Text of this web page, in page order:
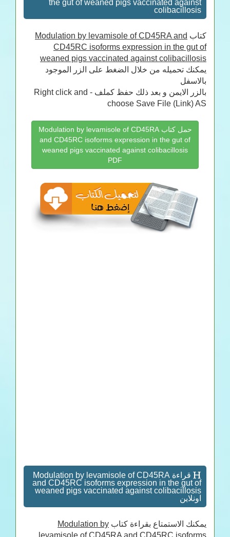
the gut of weaned pigs vaccinated against
colibacillosis
كتاب Modulation by levamisole of CD45RA and
CD45RC isoforms expression in the gut of
weaned pigs vaccinated against colibacillosis
يمكنك تحميله من خلال الضغط على الزر الموجود
بالاسفل
بالزر الايمن و بعد ذلك حفظ كملف - Right click and
choose Save File (Link) AS
حمل كتاب Modulation by levamisole of CD45RA
and CD45RC isoforms expression in the gut of
weaned pigs vaccinated against colibacillosis
PDF
قراءة Modulation by levamisole of CD45RA
and CD45RC isoforms expression in the gut of
weaned pigs vaccinated against colibacillosis
اونلاين
يمكنك الاستمتاع بقراءة كتاب Modulation by